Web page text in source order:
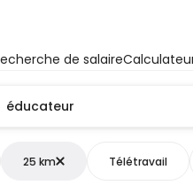
de salaire
25 km Télétravail